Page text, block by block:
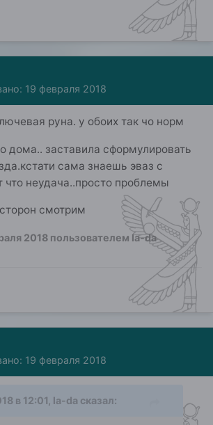
19 февраля 2018
руна. у обоих так чо норм
дома.. заставила сформулировать
сама знаешь эваз с
что неудача..просто проблемы
смотрим
2018 пользователем la-da
19 февраля 2018
в 12:01, la-da сказал: